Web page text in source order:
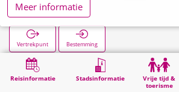
Reisinformatie Stadsinformatie
Vrije tijd &
toerisme
Continental
Vertrekpunt Bestemming
Zoekopracht
Meer informatie